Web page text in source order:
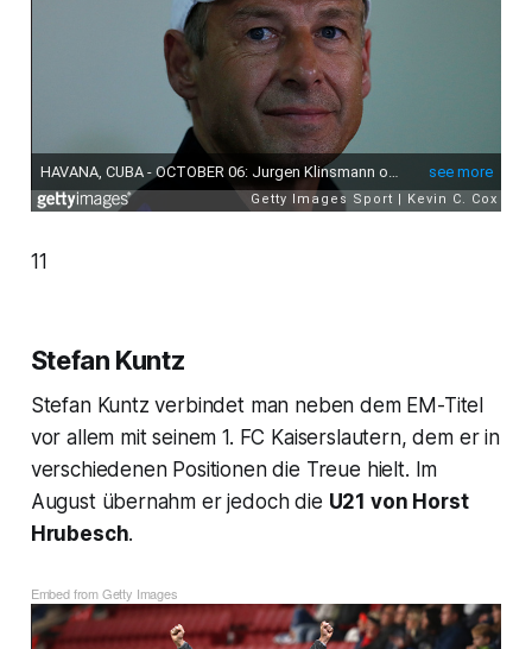
11
Stefan Kuntz
Stefan Kuntz verbindet man neben dem EM-Titel
vor allem mit seinem 1. FC Kaiserslautern, dem er in
verschiedenen Positionen die Treue hielt. Im
August übernahm er jedoch die U21 von Horst
Hrubesch.
Embed from Getty Images